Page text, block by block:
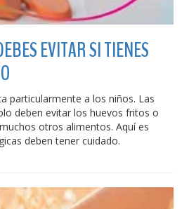
EVITAR SI TIENES
particularmente a los niños. Las
deben evitar los huevos fritos o
otros alimentos. Aquí es
deben tener cuidado.